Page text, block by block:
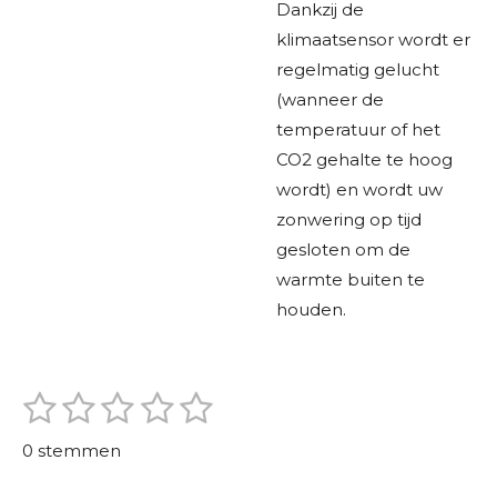
Dankzij de
klimaatsensor wordt er
regelmatig gelucht
(wanneer de
temperatuur of het
CO2 gehalte te hoog
wordt) en wordt uw
zonwering op tijd
gesloten om de
warmte buiten te
houden.
R
1
s
2
s
3
s
4 5
S
0 stemmen